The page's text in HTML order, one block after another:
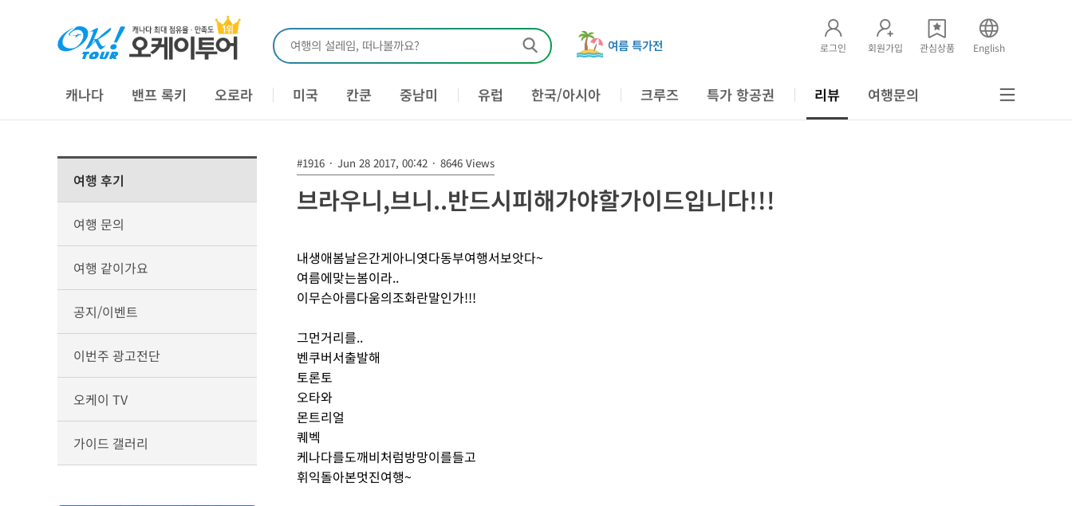
여행의 설레임, 떠나볼까요? 여름 특가전 로그인 회원가입 관심상품 English
캐나다 밴프 록키 오로라 미국 칸쿤 중남미 유럽 한국/아시아 크루즈 특가 항공권 리뷰 여행문의
여행 후기
여행 문의
여행 같이가요
공지/이벤트
이번주 광고전단
오케이 TV
가이드 갤러리
#1916 · Jun 28 2017, 00:42 · 8646 Views
브라우니,브니..반드시피해가야할가이드입니다!!!
내생애봄날은간게아니엿다동부여행서보앗다~
여름에맞는봄이라..
이무슨아름다움의조화란말인가!!!
그먼거리를..
벤쿠버서출발해
토론토
오타와
몬트리얼
퀘벡
케나다를도깨비처럼방망이를들고
휘익돌아본멋진여행~